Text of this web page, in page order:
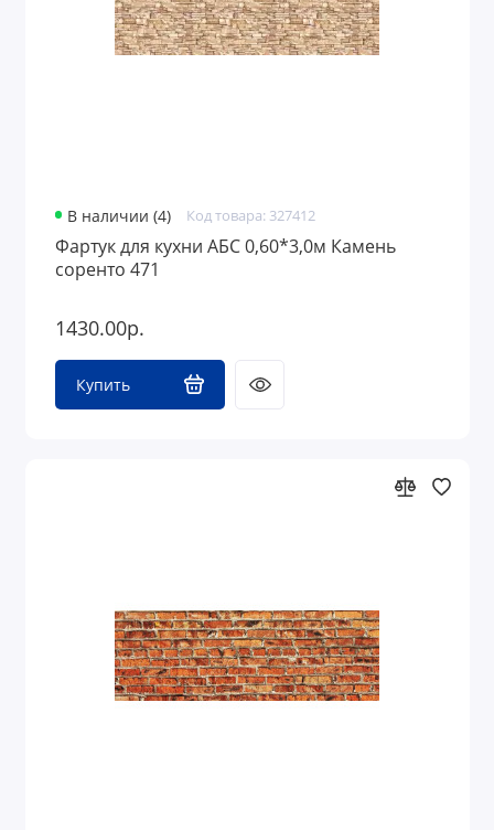
В наличии (4) Код товара: 327412
Фартук для кухни АБС 0,60*3,0м Камень
соренто 471
1430.00р.
Купить